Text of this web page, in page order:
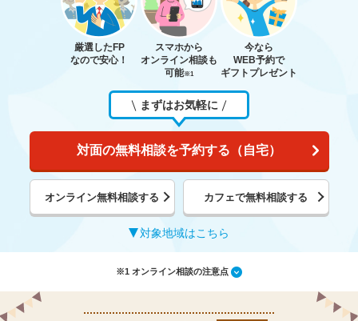
厳選したFP
なので安心！
スマホから
オンライン相談も
可能※1
今なら
WEB予約で
ギフトプレゼント
まずはお気軽に
対面の無料相談を予約する（自宅）
オンライン無料相談する カフェで無料相談する
対象地域はこちら
※1 オンライン相談の注意点